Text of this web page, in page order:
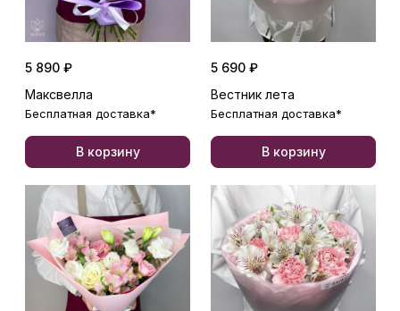
5 890 ₽
Максвелла
Бесплатная доставка*
В корзину
5 690 ₽
Вестник лета
Бесплатная доставка*
В корзину